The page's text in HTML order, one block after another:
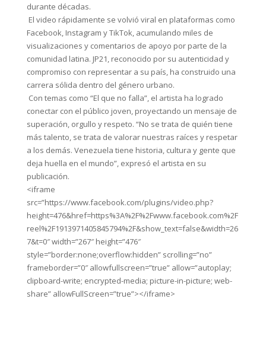
durante décadas.
El video rápidamente se volvió viral en plataformas como
Facebook, Instagram y TikTok, acumulando miles de
visualizaciones y comentarios de apoyo por parte de la
comunidad latina. JP21, reconocido por su autenticidad y
compromiso con representar a su país, ha construido una
carrera sólida dentro del género urbano.
Con temas como “El que no falla”, el artista ha logrado
conectar con el público joven, proyectando un mensaje de
superación, orgullo y respeto. “No se trata de quién tiene
más talento, se trata de valorar nuestras raíces y respetar
a los demás. Venezuela tiene historia, cultura y gente que
deja huella en el mundo”, expresó el artista en su
publicación.
<iframe
src=”https://www.facebook.com/plugins/video.php?
height=476&href=https%3A%2F%2Fwww.facebook.com%2F
reel%2F1913971405845794%2F&show_text=false&width=26
7&t=0″ width=”267″ height=”476″
style=”border:none;overflow:hidden” scrolling=”no”
frameborder=”0″ allowfullscreen=”true” allow=”autoplay;
clipboard-write; encrypted-media; picture-in-picture; web-
share” allowFullScreen=”true”></iframe>